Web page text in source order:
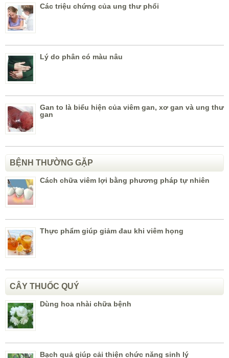
Các triệu chứng của ung thư phổi
Lý do phân có màu nâu
Gan to là biểu hiện của viêm gan, xơ gan và ung thư
gan
BỆNH THƯỜNG GẶP
Cách chữa viêm lợi bằng phương pháp tự nhiên
Thực phẩm giúp giảm đau khi viêm họng
CÂY THUỐC QUÝ
Dùng hoa nhài chữa bệnh
Bạch quả giúp cải thiện chức năng sinh lý